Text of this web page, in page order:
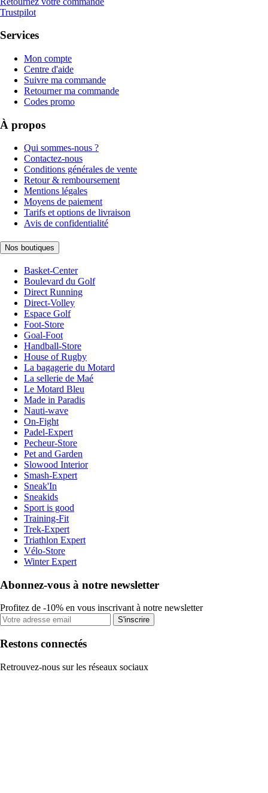
Trustpilot
Services
Mon compte
Centre d'aide
Suivre ma commande
Retourner ma commande
Codes promo
À propos
Qui sommes-nous ?
Contactez-nous
Conditions générales de vente
Retour & remboursement
Mentions légales
Moyens de paiement
Tarifs et options de livraison
Avis de confidentialité
Nos boutiques
Basket-Center
Boulevard du Golf
Direct Running
Direct-Volley
Espace Golf
Foot-Store
Goal-Foot
Handball-Store
House of Rugby
La bagagerie du Motard
La sellerie de Maé
Le Motard Bleu
Made in Paradis
Nauti-wave
On-Fight
Padel-Expert
Pecheur-Store
Pet and Garden
Slowood Interior
Smash-Expert
Sneak'In
Sneakids
Sport is good
Training-Fit
Trek-Expert
Triathlon Expert
Vélo-Store
Winter Expert
Abonnez-vous à notre newsletter
Profitez de -10% en vous inscrivant à notre newsletter
S'inscrire
Restons connectés
Retrouvez-nous sur les réseaux sociaux